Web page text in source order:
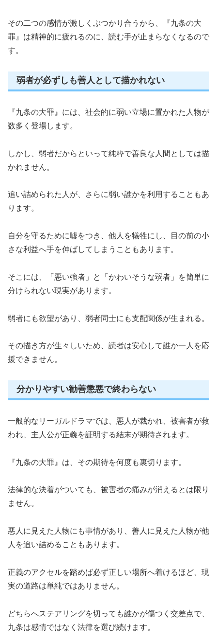
その二つの感情が激しくぶつかり合うから、『九条の大
罪』は精神的に疲れるのに、読む手が止まらなくなるので
す。
弱者が必ずしも善人として描かれない
『九条の大罪』には、社会的に弱い立場に置かれた人物が
数多く登場します。
しかし、弱者だからといって純粋で善良な人間としては描
かれません。
追い詰められた人が、さらに弱い誰かを利用することもあ
ります。
自分を守るために嘘をつき、他人を犠牲にし、目の前の小
さな利益へ手を伸ばしてしまうこともあります。
そこには、「悪い強者」と「かわいそうな弱者」を簡単に
分けられない現実があります。
弱者にも欲望があり、弱者同士にも支配関係が生まれる。
その描き方が生々しいため、読者は安心して誰か一人を応
援できません。
分かりやすい勧善懲悪で終わらない
一般的なリーガルドラマでは、悪人が裁かれ、被害者が救
われ、主人公が正義を証明する結末が期待されます。
『九条の大罪』は、その期待を何度も裏切ります。
法律的な決着がついても、被害者の痛みが消えるとは限り
ません。
悪人に見えた人物にも事情があり、善人に見えた人物が他
人を追い詰めることもあります。
正義のアクセルを踏めば必ず正しい場所へ着けるほど、現
実の道路は単純ではありません。
どちらへステアリングを切っても誰かが傷つく交差点で、
九条は感情ではなく法律を選び続けます。